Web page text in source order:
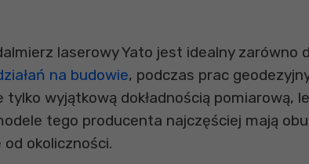
laserowy Yato jest idealny
na budowie, podczas prac
tylko wyjątkową dokładnością
tego producenta najczęściej mają
okoliczności.